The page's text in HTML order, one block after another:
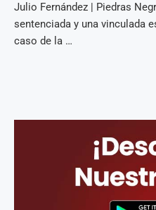
Julio Fernández | Piedras
sentenciada y una vinculada
caso de la …